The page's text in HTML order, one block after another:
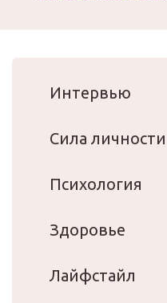
Интервью
Сила личности
Психология
Здоровье
Лайфстайл